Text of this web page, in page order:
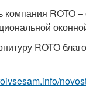
компания ROTO
ROTO